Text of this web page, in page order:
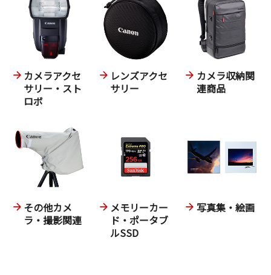
カメラアクセ
サリー・スト
ロボ
レンズアクセ
サリー
カメラ収納関
連商品
その他カメ
ラ・撮影関連
メモリーカー
ド・ポータブ
ルSSD
写真集・絵画